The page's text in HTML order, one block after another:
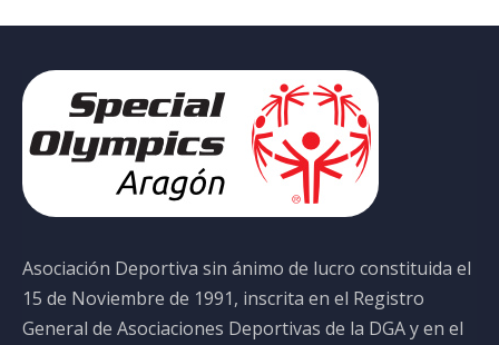
Asociación Deportiva sin ánimo de lucro constituida el
15 de Noviembre de 1991, inscrita en el Registro
General de Asociaciones Deportivas de la DGA y en el